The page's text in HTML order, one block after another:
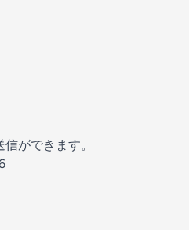
ができます。